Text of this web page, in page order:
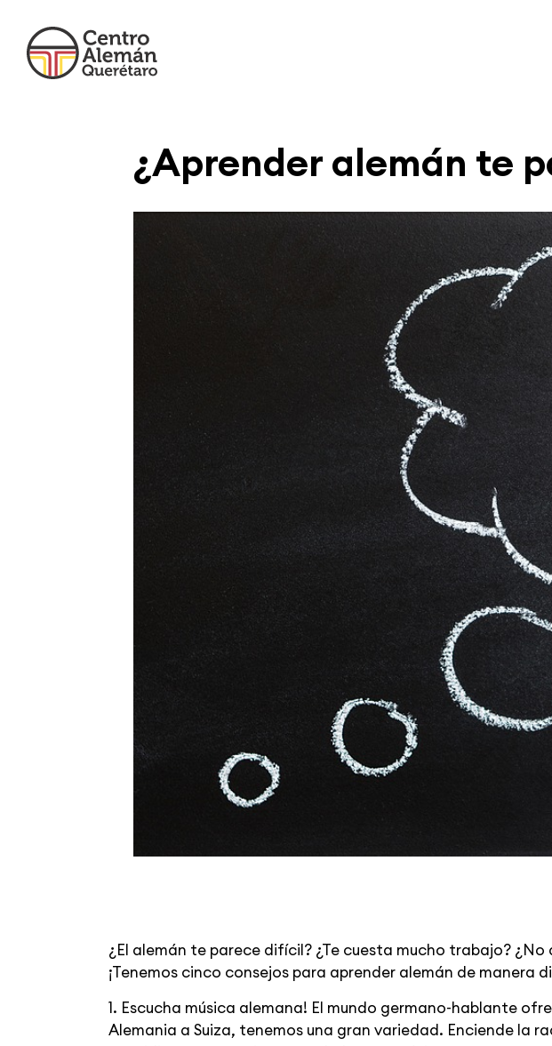
¿Aprender alemán te
¿El alemán te parece difícil? ¿Te cuesta mucho trabajo?
¡Tenemos cinco consejos para aprender alemán de manera
1. Escucha música alemana! El mundo germano-hablante
Alemania a Suiza, tenemos una gran variedad. Enciende la